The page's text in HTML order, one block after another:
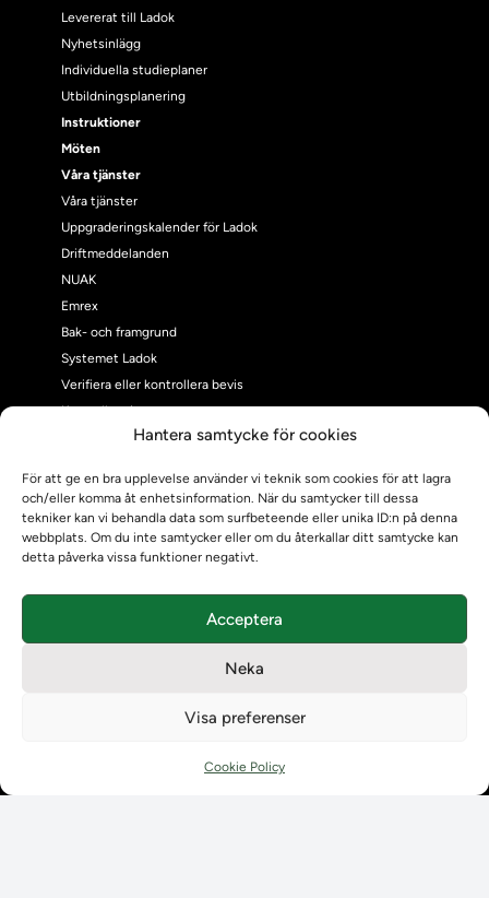
Hantera samtycke för cookies
För att ge en bra upplevelse använder vi teknik som cookies för att lagra
och/eller komma åt enhetsinformation. När du samtycker till dessa
tekniker kan vi behandla data som surfbeteende eller unika ID:n på denna
webbplats. Om du inte samtycker eller om du återkallar ditt samtycke kan
detta påverka vissa funktioner negativt.
Acceptera
Neka
Visa preferenser
Cookie Policy
Levererat till Ladok
Nyhetsinlägg
Individuella studieplaner
Utbildningsplanering
Instruktioner
Möten
Våra tjänster
Våra tjänster
Uppgraderingskalender för Ladok
Driftmeddelanden
NUAK
Emrex
Bak- och framgrund
Systemet Ladok
Verifiera eller kontrollera bevis
Kontrollera intyg
Om Ladokkonsortiet
Ladokkonsortiet internationellt
Vision, strategi och produktplan
Teamens sammansättning och arbetet på Ladokkonsortiet
Användarkontakter
Policyer och dokument
Kontaktuppgifter till lärosätenas Ladoksupport
Kontaktuppgifter till Ladokkonsortiet